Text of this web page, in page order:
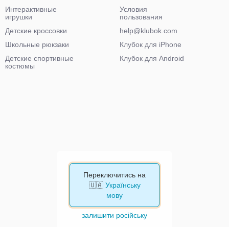
Интерактивные
игрушки
Детские кроссовки
Школьные рюкзаки
Детские спортивные
костюмы
Условия
пользования
help@klubok.com
Клубок для iPhone
Клубок для Android
Переключитись на
🇺🇦 Українську
мову
залишити російську